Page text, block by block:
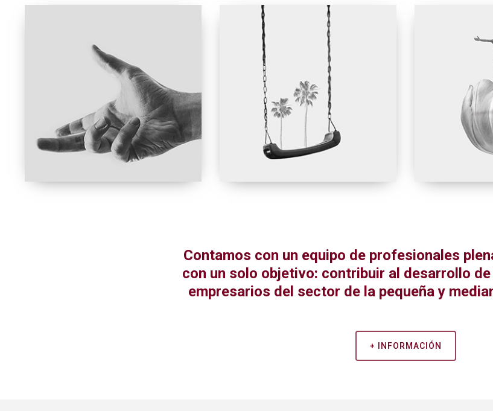
Contamos con un equipo de profesionales
con un solo objetivo: contribuir al desarrollo
empresarios del sector de la pequeña y
+ INFORMACIÓN